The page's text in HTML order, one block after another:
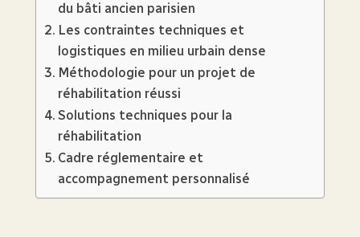
du bâti ancien parisien
Les contraintes techniques et
logistiques en milieu urbain dense
Méthodologie pour un projet de
réhabilitation réussi
Solutions techniques pour la
réhabilitation
Cadre réglementaire et
accompagnement personnalisé